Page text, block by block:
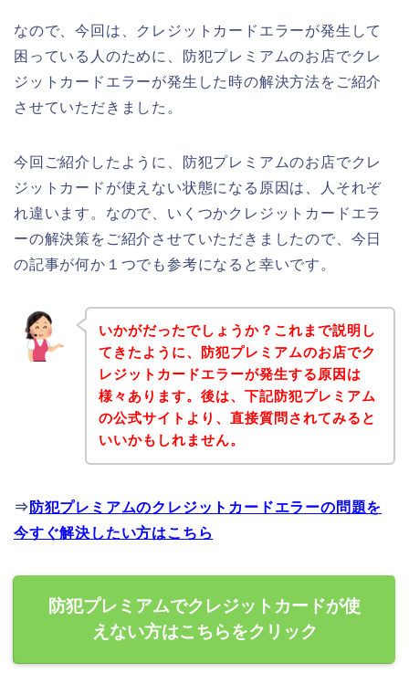
なので、今回は、クレジットカードエラーが発生して
困っている人のために、防犯プレミアムのお店でクレ
ジットカードエラーが発生した時の解決方法をご紹介
させていただきました。
今回ご紹介したように、防犯プレミアムのお店でクレ
ジットカードが使えない状態になる原因は、人それぞ
れ違います。なので、いくつかクレジットカードエラ
ーの解決策をご紹介させていただきましたので、今日
の記事が何か１つでも参考になると幸いです。
いかがだったでしょうか？これまで説明し
てきたように、防犯プレミアムのお店でク
レジットカードエラーが発生する原因は
様々あります。後は、下記防犯プレミアム
の公式サイトより、直接質問されてみると
いいかもしれません。
⇒ 防犯プレミアムのクレジットカードエラーの問題を
今すぐ解決したい方はこちら
防犯プレミアムでクレジットカードが使
えない方はこちらをクリック